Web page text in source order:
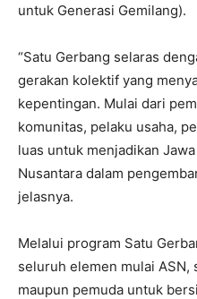
untuk Generasi Gemilang).
“Satu Gerbang selaras
gerakan kolektif yang
kepentingan. Mulai dari
komunitas, pelaku usaha,
luas untuk menjadikan
Nusantara dalam
jelasnya.
Melalui program Satu
seluruh elemen mulai ASN,
maupun pemuda untuk